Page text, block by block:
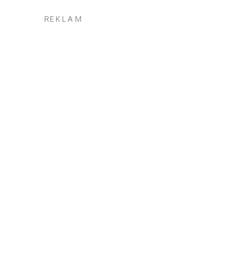
REKLAM